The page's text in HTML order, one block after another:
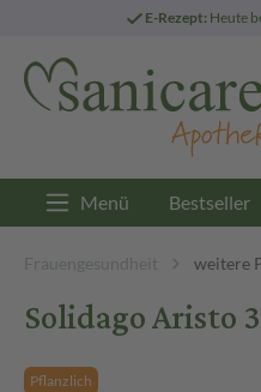
E-Rezept: Heute
Menü Bestseller
Frauengesundheit weitere
Solidago Aristo
Pflanzlich